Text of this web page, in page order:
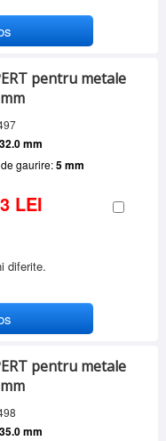
pentru metale
32.0 mm
gaurire:5 mm
LEI
diferite.
pentru metale
35.0 mm